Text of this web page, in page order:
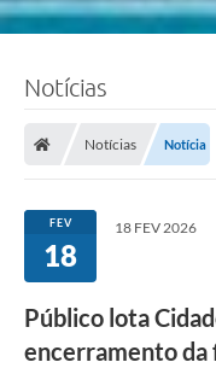
Notícias
Notícias Notícia
FEV
18
18 FEV 2026
Público lota
encerramento da